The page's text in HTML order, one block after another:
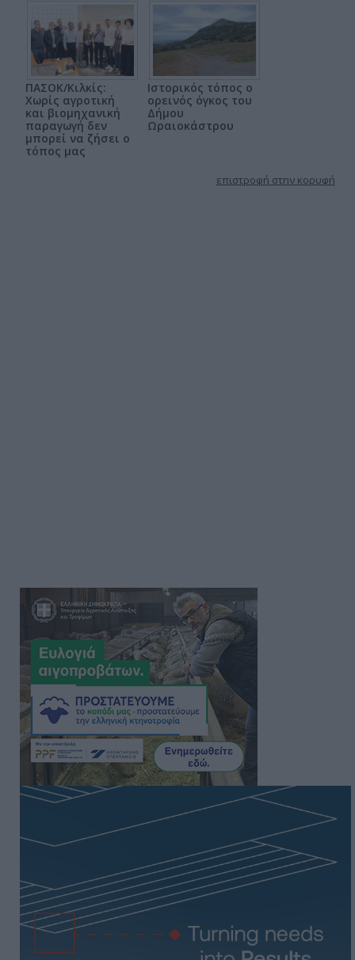
ΠΑΣΟΚ/Κιλκίς:
Χωρίς αγροτική
και βιομηχανική
παραγωγή δεν
μπορεί να ζήσει ο
τόπος μας
Ιστορικός τόπος ο
ορεινός όγκος του
Δήμου
Ωραιοκάστρου
επιστροφή στην κορυφή